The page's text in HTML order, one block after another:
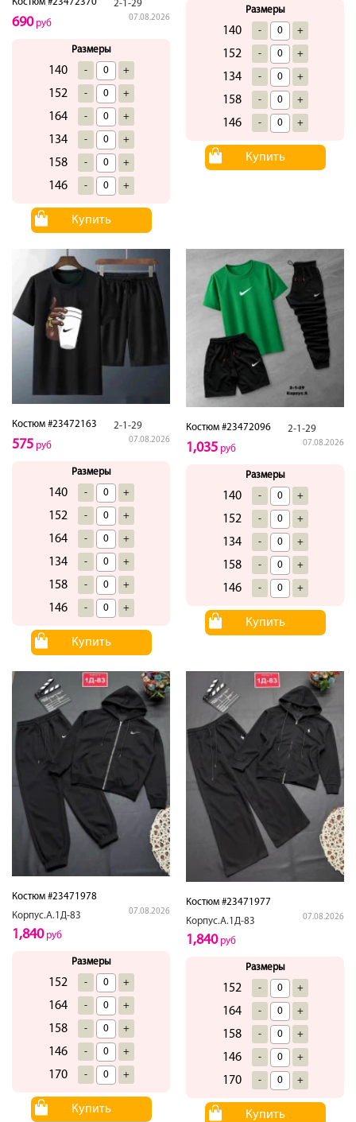
2-1-29
07.08.2026
690руб
Размеры
140 - +
152 - +
164 - +
134 - +
158 - +
146 - +
Купить
Размеры
140 - +
152 - +
134 - +
158 - +
146 - +
Купить
Костюм #23472163 2-1-29
07.08.2026
575 руб
Размеры
140 - +
152 - +
164 - +
134 - +
158 - +
146 - +
Купить
Костюм #23472096 2-1-29
07.08.2026
1,035 руб
Размеры
140 - +
152 - +
134 - +
158 - +
146 - +
Купить
Костюм #23471978
Корпус.А.1Д-83
07.08.2026
1,840руб
Размеры
152 - +
164 - +
158 - +
146 - +
170 - +
Купить
Костюм #23471977
Корпус.А.1Д-83
07.08.2026
1,840руб
Размеры
152 - +
164 - +
158 - +
146 - +
170 - +
Купить